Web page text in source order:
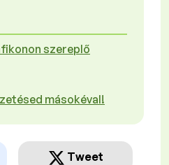
szereplő
másokéval!
Tweet